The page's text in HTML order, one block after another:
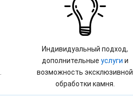
Индивидуальный подход,
дополнительные услуги и
возможность эксклюзивной
обработки камня.